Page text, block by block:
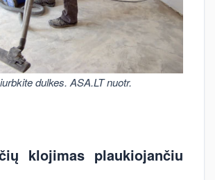
dulkes. ASA.LT nuotr.
klojimas plaukiojančiu